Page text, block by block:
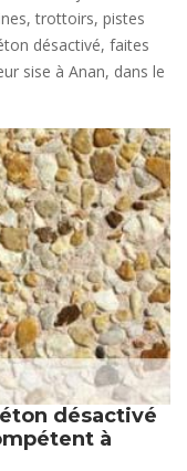
trottoirs, pistes
désactivé, faites
sise à Anan, dans le
désactivé
à